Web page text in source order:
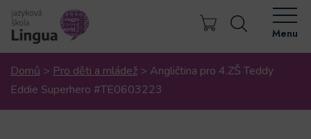
Menu
Domů > Pro děti a mládež > Angličtina pro 4.ZŠ Teddy
Eddie Superhero #TE0603223